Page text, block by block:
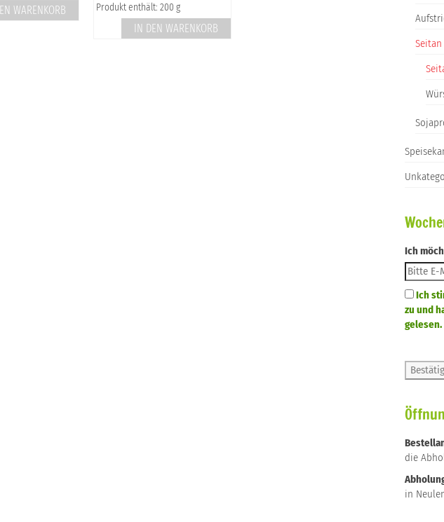
WARENKORB
Produkt enthält: 200 g
IN DEN WARENKORB
Seitan
Ich
Ich
zu und
gelesen.
die
in